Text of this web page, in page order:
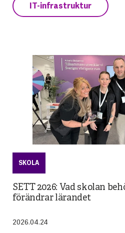
IT-infrastruktur
SKOLA
SETT 2026: Vad skolan
förändrar lärandet
2026.04.24